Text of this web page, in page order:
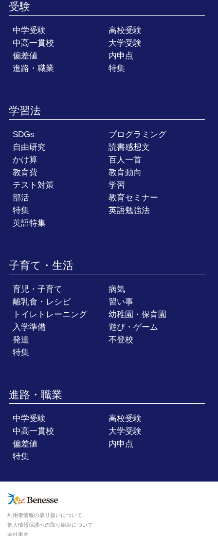
受験
中学受験
高校受験
中高一貫校
大学受験
偏差値
内申点
進路・職業
特集
学習法
SDGs
プログラミング
自由研究
読書感想文
かけ算
百人一首
教育費
教育動向
テスト対策
学習
部活
教育セミナー
特集
英語勉強法
英語特集
子育て・生活
育児・子育て
病気
離乳食・レシピ
習い事
トイレトレーニング
幼稚園・保育園
入学準備
遊び・ゲーム
発達
不登校
特集
進路・職業
中学受験
高校受験
中高一貫校
大学受験
偏差値
内申点
特集
利用者情報の取り扱いについて
個人情報保護への取り組みについて
会社案内